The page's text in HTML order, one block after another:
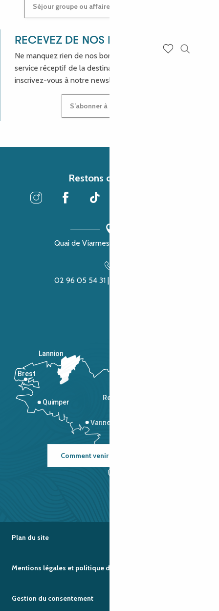
Séjour groupe ou affaires : contactez-nous !
RECEVEZ DE NOS NOUVELLES !
Ne manquez rien de nos bons plans et aux actualités du
service réceptif de la destination Côte de Granit Rose,
inscrivez-vous à notre newsletter.
S’abonner à la newsletter
Restons connectés
Quai de Viarmes, 22300 Lannion
02 96 05 54 31 | 02 96 04 04 57
Rennes
Vannes
Quimper
Lannion
Brest
Comment venir ?
Plan du site
Mentions légales et politique de confidentialité
Gestion du consentement